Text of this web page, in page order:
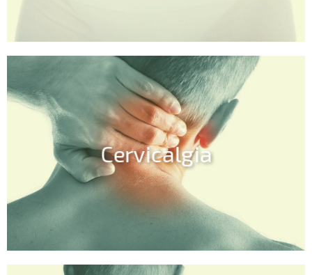
Cervicalgia